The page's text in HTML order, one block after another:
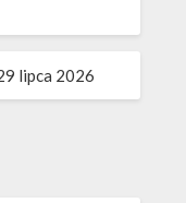
lipca 2026